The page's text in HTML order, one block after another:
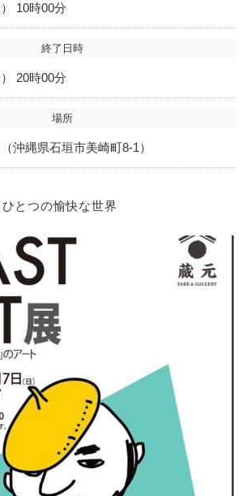
10時00分
終了日時
20時00分
場所
沖縄県石垣市美崎町8-1）
とつの愉快な世界